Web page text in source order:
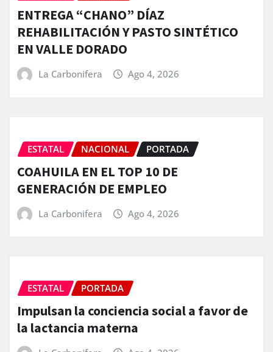
ENTREGA “CHANO” DÍAZ
REHABILITACIÓN Y PASTO SINTÉTICO
EN VALLE DORADO
La Carbonifera Ago 4, 2026
ESTATAL NACIONAL PORTADA
COAHUILA EN EL TOP 10 DE
GENERACIÓN DE EMPLEO
La Carbonifera Ago 4, 2026
ESTATAL PORTADA
Impulsan la conciencia social a favor de
la lactancia materna